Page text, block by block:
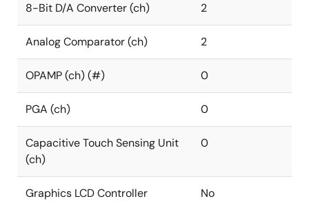
8-Bit D/A Converter (ch) 2
Analog Comparator (ch) 2
OPAMP (ch) (#) 0
PGA (ch) 0
Capacitive Touch Sensing Unit
(ch)
0
Graphics LCD Controller No